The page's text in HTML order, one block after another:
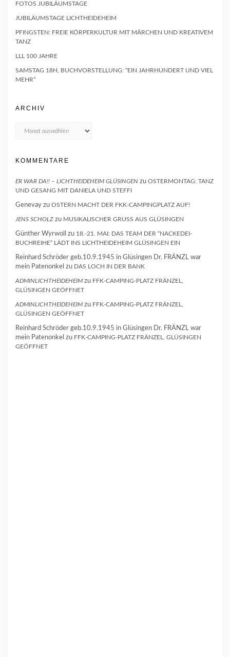
FOTOS JUBILÄUMSTAGE
JUBILÄUMSTAGE LICHTHEIDEHEIM
PFINGSTEN: FREIE KÖRPERKULTUR MIT MÄRCHEN UND KREATIVEM
TANZ
LLL 100 JAHRE
SAMSTAG 18H, BUCHVORSTELLUNG: “EIN JAHRHUNDERT UND VIEL
MEHR”
ARCHIV
KOMMENTARE
ER WAR DA!! – LICHTHEIDEHEIM GLÜSINGEN zu OSTERMONTAG: TANZ
UND GESANG MIT DANIELA UND STEFFI
Genevay zu OSTERN MACHT DER FKK-CAMPINGPLATZ AUF!
JENS SCHOLZ zu MUSIKALISCHER GRUSS AUS GLÜSINGEN
Günther Wyrwoll zu 18.-21. MAI: DAS TEAM DER “NACKEDEI-
BUCHREIHE” LÄDT INS LICHTHEIDEHEIM GLÜSINGEN EIN
Reinhard Schröder geb.10.9.1945 in Glüsingen Dr. FRÄNZL war
mein Patenonkel zu DAS LOCH IN DER BANK
ADMINLICHTHEIDEHEIM zu FFK-CAMPING-PLATZ FRÄNZEL,
GLÜSINGEN GEÖFFNET
ADMINLICHTHEIDEHEIM zu FFK-CAMPING-PLATZ FRÄNZEL,
GLÜSINGEN GEÖFFNET
Reinhard Schröder geb.10.9.1945 in Glüsingen Dr. FRÄNZL war
mein Patenonkel zu FFK-CAMPING-PLATZ FRÄNZEL, GLÜSINGEN
GEÖFFNET